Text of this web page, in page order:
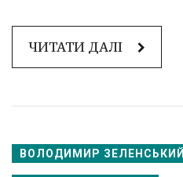
ЧИТАТИ ДАЛІ
ВОЛОДИМИР ЗЕЛЕНСЬКИЙ